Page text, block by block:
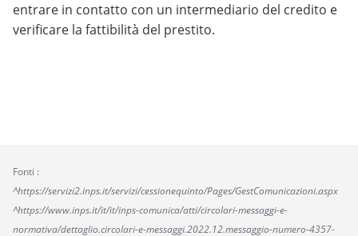
entrare in contatto con un intermediario del credito e
verificare la fattibilità del prestito.
Fonti :
^https://servizi2.inps.it/servizi/cessionequinto/Pages/GestComunicazioni.aspx
^https://www.inps.it/it/it/inps-comunica/atti/circolari-messaggi-e-
normativa/dettaglio.circolari-e-messaggi.2022.12.messaggio-numero-4357-